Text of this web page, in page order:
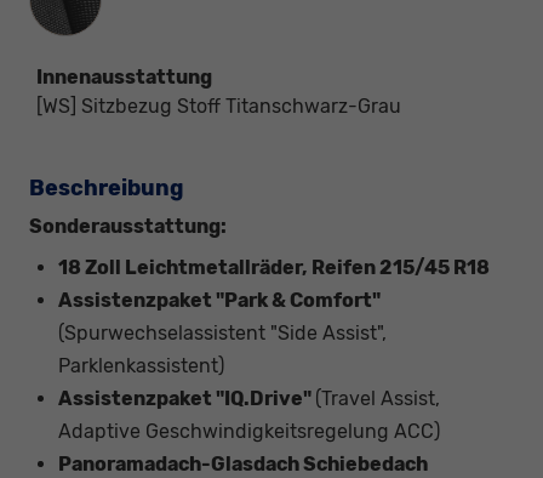
Innenausstattung
[WS] Sitzbezug Stoff Titanschwarz-Grau
Beschreibung
Sonderausstattung:
18 Zoll Leichtmetallräder, Reifen 215/45 R18
Assistenzpaket "Park & Comfort"
(Spurwechselassistent "Side Assist",
Parklenkassistent)
Assistenzpaket "IQ.Drive" (Travel Assist,
Adaptive Geschwindigkeitsregelung ACC)
Panoramadach-Glasdach Schiebedach